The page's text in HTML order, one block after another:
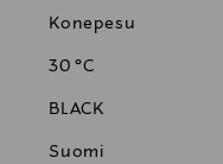
Konepesu
30 °C
BLACK
Suomi